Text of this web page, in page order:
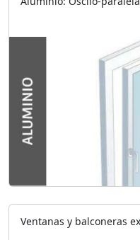
Ventanas y balconeras